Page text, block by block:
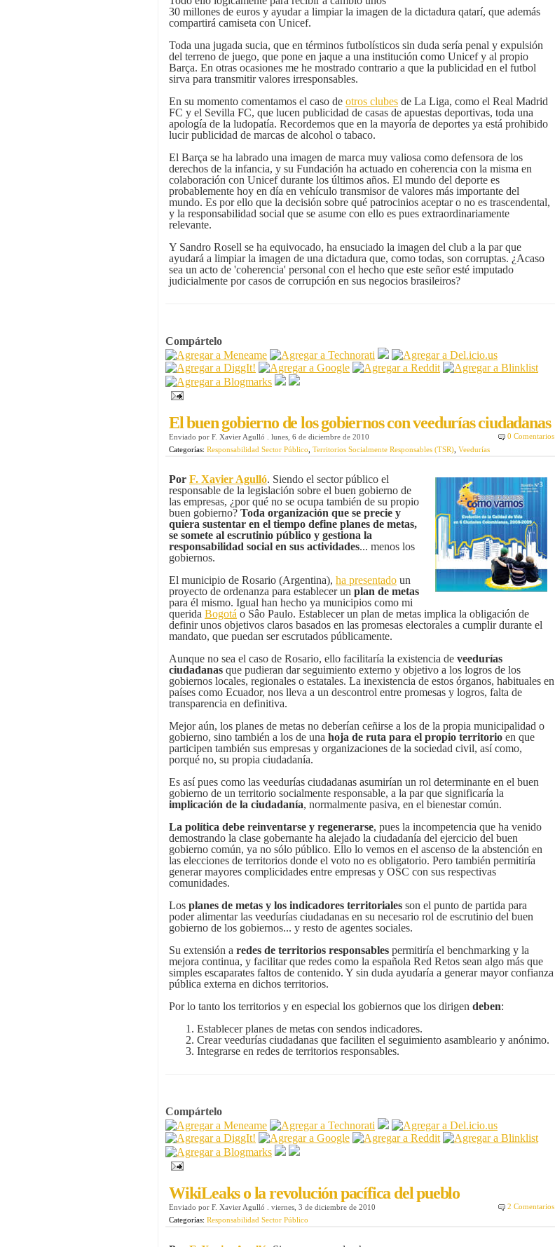
30 millones de euros y ayudar a limpiar la imagen de la dictadura qatarí, que además
compartirá camiseta con Unicef.
Toda una jugada sucia, que en términos futbolísticos sin duda sería penal y expulsión
del terreno de juego, que pone en jaque a una institución como Unicef y al propio
Barça. En otras ocasiones me he mostrado contrario a que la publicidad en el futbol
sirva para transmitir valores irresponsables.
En su momento comentamos el caso de otros clubes de La Liga, como el Real Madrid
FC y el Sevilla FC, que lucen publicidad de casas de apuestas deportivas, toda una
apología de la ludopatía. Recordemos que en la mayoría de deportes ya está prohibido
lucir publicidad de marcas de alcohol o tabaco.
El Barça se ha labrado una imagen de marca muy valiosa como defensora de los
derechos de la infancia, y su Fundación ha actuado en coherencia con la misma en
colaboración con Unicef durante los últimos años. El mundo del deporte es
probablemente hoy en día en vehículo transmisor de valores más importante del
mundo. Es por ello que la decisión sobre qué patrocinios aceptar o no es trascendental,
y la responsabilidad social que se asume con ello es pues extraordinariamente
relevante.
Y Sandro Rosell se ha equivocado, ha ensuciado la imagen del club a la par que
ayudará a limpiar la imagen de una dictadura que, como todas, son corruptas. ¿Acaso
sea un acto de 'coherencia' personal con el hecho que este señor esté imputado
judicialmente por casos de corrupción en sus negocios brasileiros?
Compártelo
El buen gobierno de los gobiernos con veedurías ciudadanas
Enviado por F. Xavier Agulló lunes, 6 de diciembre de 2010
0 Comentarios
Categorías: Responsabilidad Sector Público Territorios Socialmente Responsables (TSR) Veedurías
Por F. Xavier Agulló. Siendo el sector público el
responsable de la legislación sobre el buen gobierno de
las empresas, ¿por qué no se ocupa también de su propio
buen gobierno? Toda organización que se precie y
quiera sustentar en el tiempo define planes de metas,
se somete al escrutinio público y gestiona la
responsabilidad social en sus actividades... menos los
gobiernos.
El municipio de Rosario (Argentina), ha presentado un
proyecto de ordenanza para establecer un plan de metas
para él mismo. Igual han hecho ya municipios como mi
querida Bogotá o Sâo Paulo. Establecer un plan de metas implica la obligación de
definir unos objetivos claros basados en las promesas electorales a cumplir durante el
mandato, que puedan ser escrutados públicamente.
Aunque no sea el caso de Rosario, ello facilitaría la existencia de veedurías
ciudadanas que pudieran dar seguimiento externo y objetivo a los logros de los
gobiernos locales, regionales o estatales. La inexistencia de estos órganos, habituales en
países como Ecuador, nos lleva a un descontrol entre promesas y logros, falta de
transparencia en definitiva.
Mejor aún, los planes de metas no deberían ceñirse a los de la propia municipalidad o
gobierno, sino también a los de una hoja de ruta para el propio territorio en que
participen también sus empresas y organizaciones de la sociedad civil, así como,
porqué no, su propia ciudadanía.
Es así pues como las veedurías ciudadanas asumirían un rol determinante en el buen
gobierno de un territorio socialmente responsable, a la par que significaría la
implicación de la ciudadanía, normalmente pasiva, en el bienestar común.
La política debe reinventarse y regenerarse, pues la incompetencia que ha venido
demostrando la clase gobernante ha alejado la ciudadanía del ejercicio del buen
gobierno común, ya no sólo público. Ello lo vemos en el ascenso de la abstención en
las elecciones de territorios donde el voto no es obligatorio. Pero también permitiría
generar mayores complicidades entre empresas y OSC con sus respectivas
comunidades.
Los planes de metas y los indicadores territoriales son el punto de partida para
poder alimentar las veedurías ciudadanas en su necesario rol de escrutinio del buen
gobierno de los gobiernos... y resto de agentes sociales.
Su extensión a redes de territorios responsables permitiría el benchmarking y la
mejora continua, y facilitar que redes como la española Red Retos sean algo más que
simples escaparates faltos de contenido. Y sin duda ayudaría a generar mayor confianza
pública externa en dichos territorios.
Por lo tanto los territorios y en especial los gobiernos que los dirigen deben:
Establecer planes de metas con sendos indicadores.
Crear veedurías ciudadanas que faciliten el seguimiento asambleario y anónimo.
Integrarse en redes de territorios responsables.
Compártelo
WikiLeaks o la revolución pacífica del pueblo
Enviado por F. Xavier Agulló viernes, 3 de diciembre de 2010
2 Comentarios
Categorías: Responsabilidad Sector Público